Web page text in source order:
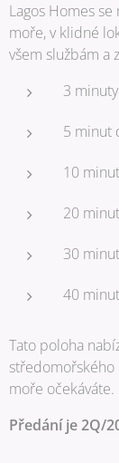
Lagos Homes se
moře, v klidné
všem službám a
3
5 minut
10
20
30
40
Tato poloha
středomořského
moře očekáváte.
Předání je 2Q/